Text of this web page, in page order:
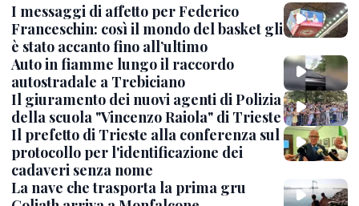
I messaggi di affetto per Federico
Franceschin: così il mondo del basket gli
è stato accanto fino all’ultimo
Auto in fiamme lungo il raccordo
autostradale a Trebiciano
Il giuramento dei nuovi agenti di Polizia
della scuola "Vincenzo Raiola" di Trieste
Il prefetto di Trieste alla conferenza sul
protocollo per l'identificazione dei
cadaveri senza nome
La nave che trasporta la prima gru